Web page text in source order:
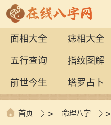
面相大全 痣相大全
五行查询 指纹图解
前世今生 塔罗占卜
首页 > 命理八字 >